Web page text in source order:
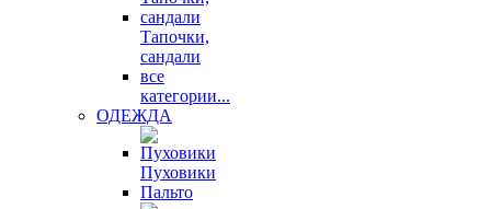
Тапочки,
сандали
все
категории...
ОДЕЖДА
Пуховики
Пальто